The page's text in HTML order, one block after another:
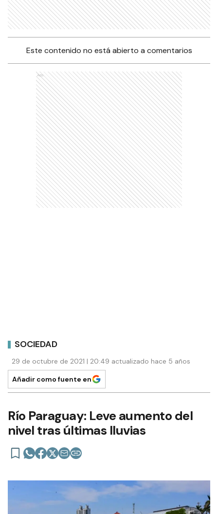
Este contenido no está abierto a comentarios
Ads
SOCIEDAD
29 de octubre de 2021 | 20:49 actualizado hace 5 años
Añadir como fuente en
Río Paraguay: Leve aumento del
nivel tras últimas lluvias